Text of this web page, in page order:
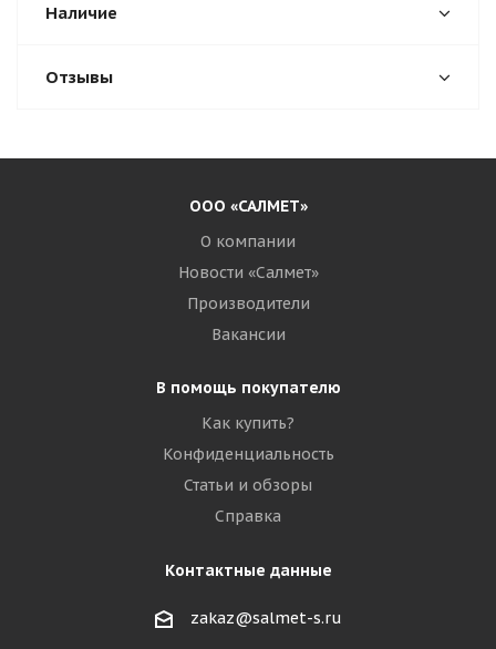
Наличие
Отзывы
ООО «САЛМЕТ»
О компании
Новости «Салмет»
Производители
Вакансии
В помощь покупателю
Как купить?
Конфиденциальность
Статьи и обзоры
Справка
Контактные данные
zakaz@salmet-s.ru